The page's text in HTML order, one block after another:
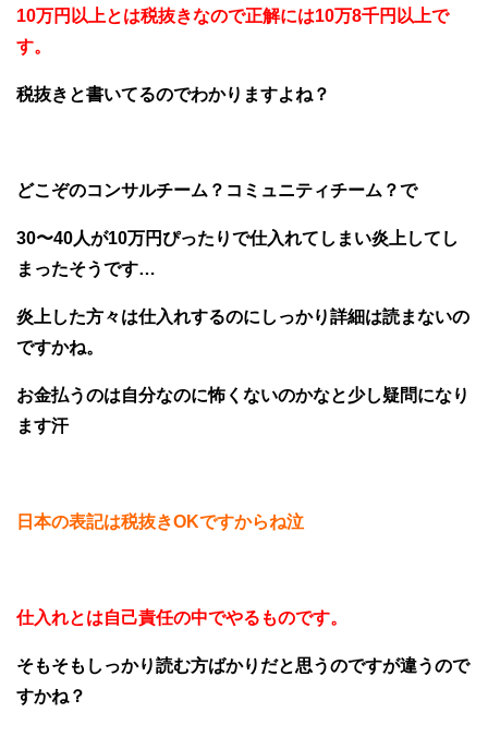
10万円以上とは税抜きなので正解には10万8千円以上で
す。
税抜きと書いてるのでわかりますよね？
どこぞのコンサルチーム？コミュニティチーム？で
30〜40人が10万円ぴったりで仕入れてしまい炎上してし
まったそうです…
炎上した方々は仕入れするのにしっかり詳細は読まないの
ですかね。
お金払うのは自分なのに怖くないのかなと少し疑問になり
ます汗
日本の表記は税抜きOKですからね泣
仕入れとは自己責任の中でやるものです。
そもそもしっかり読む方ばかりだと思うのですが違うので
すかね？